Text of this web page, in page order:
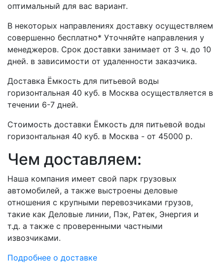
оптимальный для вас вариант.
В некоторых направлениях доставку осуществляем
совершенно бесплатно* Уточняйте направления у
менеджеров. Срок доставки занимает от 3 ч. до 10
дней. в зависимости от удаленности заказчика.
Доставка Ёмкость для питьевой воды
горизонтальная 40 куб. в Москва осуществляется в
течении 6-7 дней.
Стоимость доставки Ёмкость для питьевой воды
горизонтальная 40 куб. в Москва - от 45000 р.
Чем доставляем:
Наша компания имеет свой парк грузовых
автомобилей, а также выстроены деловые
отношения с крупными перевозчиками грузов,
такие как Деловые линии, Пэк, Ратек, Энергия и
т.д. а также с проверенными частными
извозчиками.
Подробнее о доставке